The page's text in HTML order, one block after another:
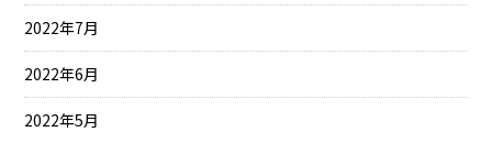
2022年7月
2022年6月
2022年5月